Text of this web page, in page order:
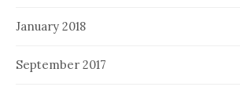
January 2018
September 2017